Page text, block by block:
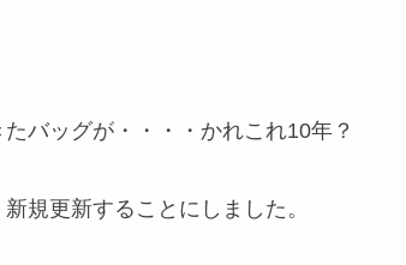
バッグが・・・・かれこれ10年？
規更新することにしました。